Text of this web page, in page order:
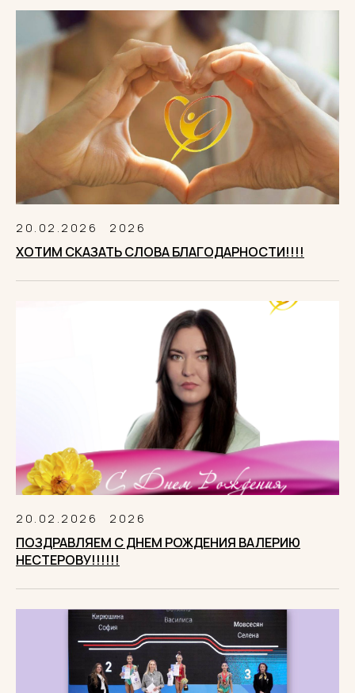
20.02.2026 2026
ХОТИМ СКАЗАТЬ СЛОВА БЛАГОДАРНОСТИ!!!!
20.02.2026 2026
ПОЗДРАВЛЯЕМ С ДНЕМ РОЖДЕНИЯ ВАЛЕРИЮ
НЕСТЕРОВУ!!!!!!